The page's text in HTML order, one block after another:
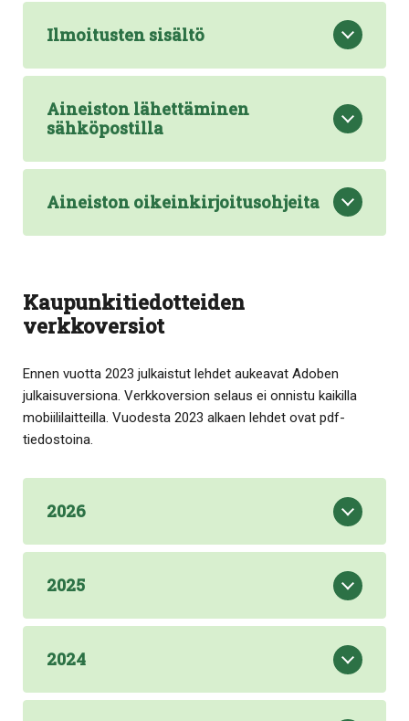
Ilmoitusten sisältö
Aineiston lähettäminen
sähköpostilla
Aineiston oikeinkirjoitusohjeita
Kaupunkitiedotteiden
verkkoversiot
Ennen vuotta 2023 julkaistut lehdet aukeavat Adoben
julkaisuversiona. Verkkoversion selaus ei onnistu kaikilla
mobiililaitteilla. Vuodesta 2023 alkaen lehdet ovat pdf-
tiedostoina.
2026
2025
2024